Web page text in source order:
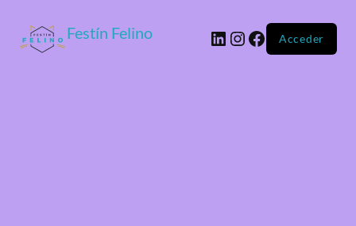
Festín Felino Acceder